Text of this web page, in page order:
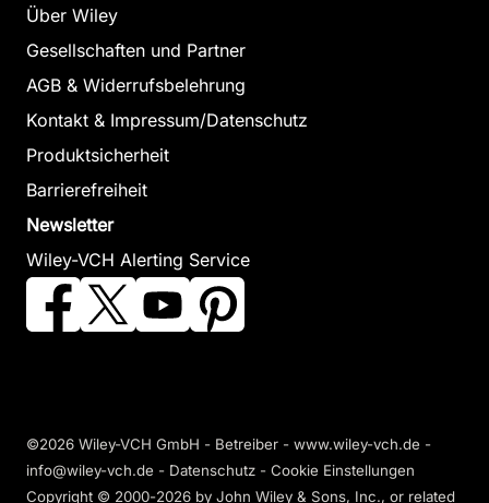
Über Wiley
Gesellschaften und Partner
AGB & Widerrufsbelehrung
Kontakt & Impressum/Datenschutz
Produktsicherheit
Barrierefreiheit
Newsletter
Wiley-VCH Alerting Service
©2026 Wiley-VCH GmbH - Betreiber - www.wiley-vch.de -
info@wiley-vch.de - Datenschutz - Cookie Einstellungen
Copyright © 2000-2026 by John Wiley & Sons, Inc., or related